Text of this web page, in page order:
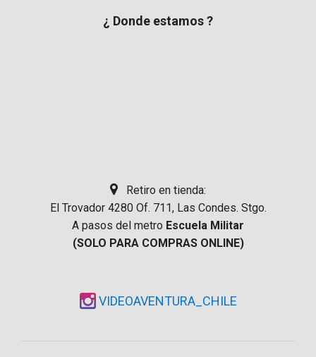
¿ Donde estamos ?
Retiro en tienda:
El Trovador 4280 Of. 711, Las Condes. Stgo.
A pasos del metro Escuela Militar
(SOLO PARA COMPRAS ONLINE)
VIDEOAVENTURA_CHILE